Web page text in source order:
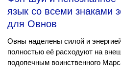
язык со всеми знаками
для Овнов
Овны наделены силой и
полностью её расходуют на
подопечным воинственного